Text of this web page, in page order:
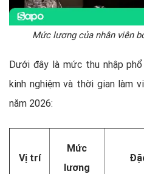
Mức lương của nhân viên
Dưới đây là mức thu nhập
kinh nghiệm và thời gian làm
năm 2026:
Vị trí
Mức
lương